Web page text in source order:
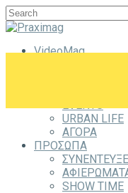
VideoMag
EVENTS
URBAN LIFE
ΑΓΟΡΑ
ΠΡΟΣΩΠΑ
SHOW TIME